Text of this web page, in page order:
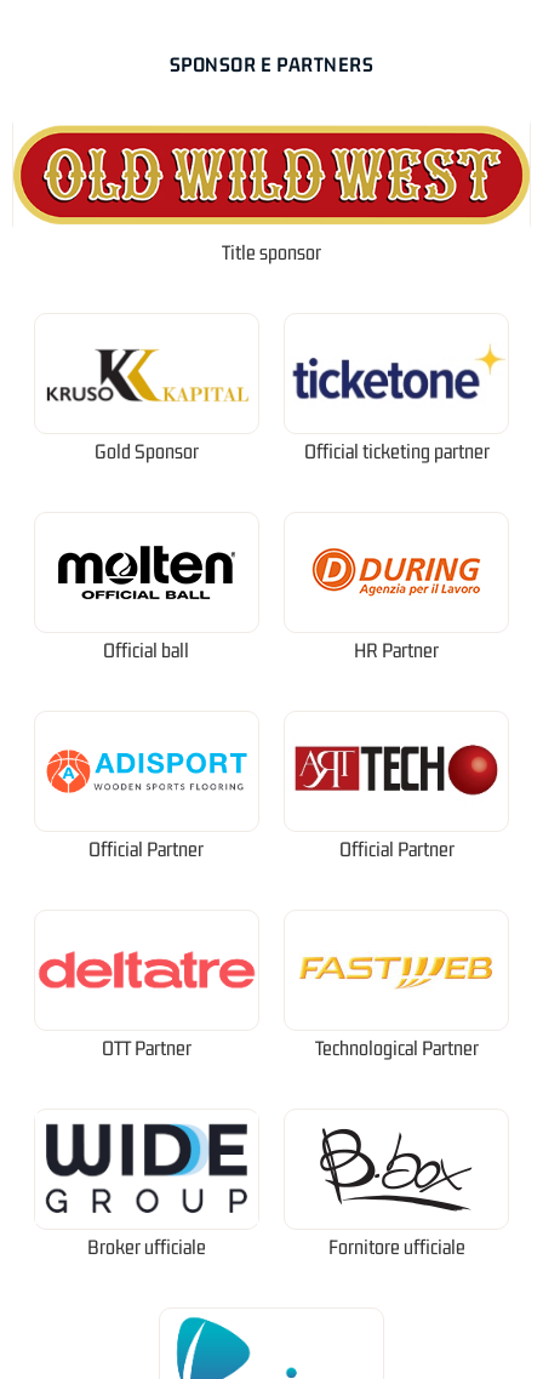
SPONSOR E PARTNERS
Title sponsor
Gold Sponsor Official ticketing partner
Official ball HR Partner
Official Partner Official Partner
OTT Partner Technological Partner
Broker ufficiale Fornitore ufficiale